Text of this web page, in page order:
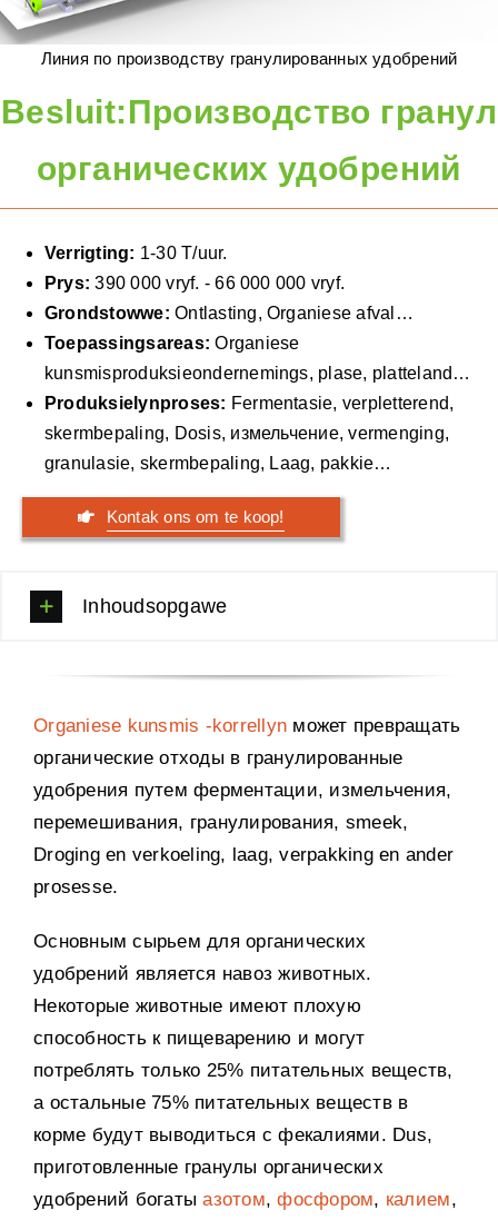
Hulptoerusting
Saak
Nuwe pos
Konneksie
Линия по производству гранулированных удобрений
Besluit:Производство гранул
органических удобрений
Verrigting: 1-30 T/uur.
Prys:390 000 vryf. - 66 000 000 vryf.
Grondstowwe: Ontlasting, Organiese afval…
Toepassingsareas: Organiese
kunsmisproduksieondernemings, plase, platteland…
Produksielynproses: Fermentasie, verpletterend,
skermbepaling, Dosis, измельчение, vermenging,
granulasie, skermbepaling, Laag, pakkie…
Kontak ons ​​om te koop!
Inhoudsopgawe
Organiese kunsmis -korrellyn может превращать
органические отходы в гранулированные
удобрения путем ферментации, измельчения,
перемешивания, гранулирования, smeek,
Droging en verkoeling, laag, verpakking en ander
prosesse.
Основным сырьем для органических
удобрений является навоз животных.
Некоторые животные имеют плохую
способность к пищеварению и могут
потреблять только 25% питательных веществ,
а остальные75% питательных веществ в
корме будут выводиться с фекалиями. Dus,
приготовленные гранулы органических
удобрений богаты азотом, фосфором, калием,